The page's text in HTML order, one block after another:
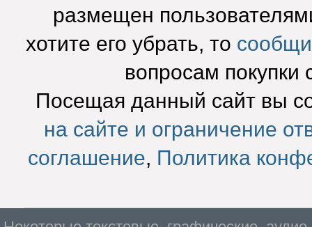
размещен
хотите его убрать, то
вопросам покупки
Посещая данный сайт вы
на сайте и ограничение
соглашение, Политика